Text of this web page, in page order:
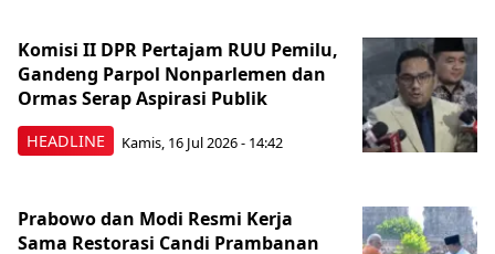
HEADLINE
Komisi II DPR Pertajam RUU Pemilu,
Gandeng Parpol Nonparlemen dan
Ormas Serap Aspirasi Publik
Kamis, 16 Jul 2026 - 14:42
Prabowo dan Modi Resmi Kerja
Sama Restorasi Candi Prambanan